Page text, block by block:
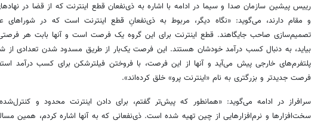
رییس پیشین سازمان صدا و سیما در ادامه با اشاره به ذی‌نفعان قطع اینترنت که از قضا در
و مقام دارند، می‌گوید:‌ «نگاه دیگر، مربوط به ذی‌نفعانِ قطع اینترنت است که در شوراهای
تصمیم‌سازی صاحب جایگاهند. قطع اینترنت برای این گروه یک فرصت است و آنها بابت هر
بیاید، به دنبال کسب درآمد خودشان هستند. این فرصت یک‌بار از طریق مسدود شدن تعدادی از
پلتفرم‌های خارجی پیش می‌آید و آنها از این فرصت، با فروختن فیلترشکن برای کسب درآمد
فرصت جدیدتر و بزرگتری به نام «اینترنت پرو» خلق کرده‌اند».
سرافراز در ادامه می‌گوید: «همانطور که پیش‌تر گفتم، برای دادن اینترنت محدود و
سخت‌افزارها و نرم‌افزارهایی از چین تهیه شده است. ذی‌نفعانی که به آنها اشاره کردم، همین